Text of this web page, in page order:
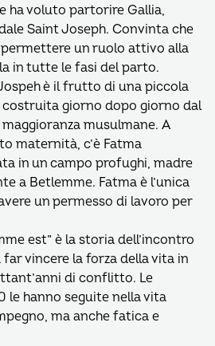
ha voluto partorire Gallia,
Saint Joseph. Convinta che
permettere un ruolo attivo alla
in tutte le fasi del parto.
è il frutto di una piccola
giorno dopo giorno dal
musulmane. A
maternità, c’è Fatma
in un campo profughi, madre
a Betlemme. Fatma è l’unica
un permesso di lavoro per
est” è la storia dell’incontro
vincere la forza della vita in
di conflitto. Le
le hanno seguite nella vita
ma anche fatica e